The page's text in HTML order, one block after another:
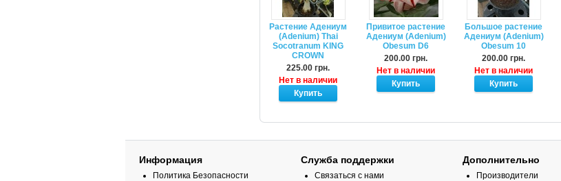
Растение Адениум
(Adenium) Thai
Socotranum KING
CROWN
225.00 грн.
Нет в наличии
Привитое растение
Адениум (Adenium)
Obesum D6
200.00 грн.
Нет в наличии
Большое растение
Адениум (Adenium)
Obesum 10
200.00 грн.
Нет в наличии
Информация
Политика Безопасности
Служба поддержки
Связаться с нами
Дополнительно
Производители